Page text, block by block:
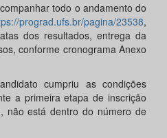
todo o andamento do
prograd.ufs.br/pagina/23538,
dos resultados, entrega da
conforme cronograma Anexo
cumpriu as condições
a primeira etapa de inscrição
não está dentro do número de